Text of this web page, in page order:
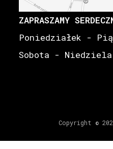
ZAPRASZAMY
Poniedziałek -
Sobota -
Copyright ©